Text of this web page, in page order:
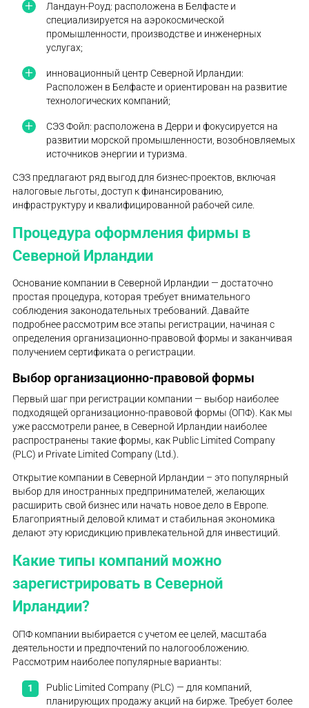
Ландаун-Роуд: расположена в Белфасте и
специализируется на аэрокосмической
промышленности, производстве и инженерных
услугах;
инновационный центр Северной Ирландии:
Расположен в Белфасте и ориентирован на развитие
технологических компаний;
СЭЗ Фойл: расположена в Дерри и фокусируется на
развитии морской промышленности, возобновляемых
источников энергии и туризма.
СЭЗ предлагают ряд выгод для бизнес-проектов, включая
налоговые льготы, доступ к финансированию,
инфраструктуру и квалифицированной рабочей силе.
Процедура оформления фирмы в
Северной Ирландии
Основание компании в Северной Ирландии — достаточно
простая процедура, которая требует внимательного
соблюдения законодательных требований. Давайте
подробнее рассмотрим все этапы регистрации, начиная с
определения организационно-правовой формы и заканчивая
получением сертификата о регистрации.
Выбор организационно-правовой формы
Первый шаг при регистрации компании — выбор наиболее
подходящей организационно-правовой формы (ОПФ). Как мы
уже рассмотрели ранее, в Северной Ирландии наиболее
распространены такие формы, как Public Limited Company
(PLC) и Private Limited Company (Ltd.).
Открытие компании в Северной Ирландии – это популярный
выбор для иностранных предпринимателей, желающих
расширить свой бизнес или начать новое дело в Европе.
Благоприятный деловой климат и стабильная экономика
делают эту юрисдикцию привлекательной для инвестиций.
Какие типы компаний можно
зарегистрировать в Северной
Ирландии?
ОПФ компании выбирается с учетом ее целей, масштаба
деятельности и предпочтений по налогообложению.
Рассмотрим наиболее популярные варианты:
Public Limited Company (PLC) — для компаний,
планирующих продажу акций на бирже. Требует более